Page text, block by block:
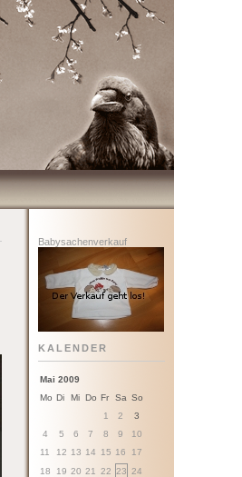
Babysachenverkauf
KALENDER
Mai 2009
Mo Di Mi Do Fr Sa So
1
2
3
4
5 6 7 8 9
10
11
12 13 14 15 16
17
18
19 20 21 22 23 24